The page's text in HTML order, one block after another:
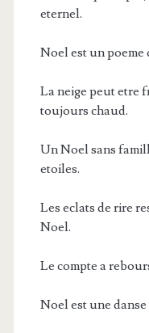
eternel.
Noel est un poeme
La neige peut etre
toujours chaud.
Un Noel sans
etoiles.
Les eclats de rire
Noel.
Le compte a
Noel est une danse